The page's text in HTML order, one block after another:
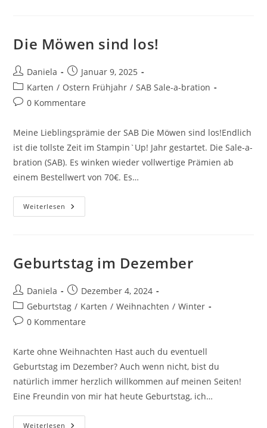
Die Möwen sind los!
Daniela
Januar 9, 2025
Karten / Ostern Frühjahr / SAB Sale-a-bration
0 Kommentare
Meine Lieblingsprämie der SAB Die Möwen sind los!Endlich
ist die tollste Zeit im Stampin`Up! Jahr gestartet. Die Sale-a-
bration (SAB). Es winken wieder vollwertige Prämien ab
einem Bestellwert von 70€. Es…
Weiterlesen
Geburtstag im Dezember
Daniela
Dezember 4, 2024
Geburtstag / Karten / Weihnachten / Winter
0 Kommentare
Karte ohne Weihnachten Hast auch du eventuell
Geburtstag im Dezember? Auch wenn nicht, bist du
natürlich immer herzlich willkommen auf meinen Seiten!
Eine Freundin von mir hat heute Geburtstag, ich…
Weiterlesen